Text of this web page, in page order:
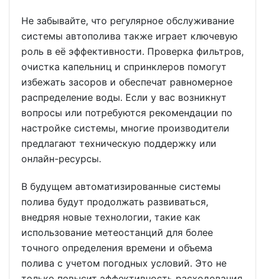
Не забывайте, что регулярное обслуживание
системы автополива также играет ключевую
роль в её эффективности. Проверка фильтров,
очистка капельниц и спринклеров помогут
избежать засоров и обеспечат равномерное
распределение воды. Если у вас возникнут
вопросы или потребуются рекомендации по
настройке системы, многие производители
предлагают техническую поддержку или
онлайн-ресурсы.
В будущем автоматизированные системы
полива будут продолжать развиваться,
внедряя новые технологии, такие как
использование метеостанций для более
точного определения времени и объема
полива с учетом погодных условий. Это не